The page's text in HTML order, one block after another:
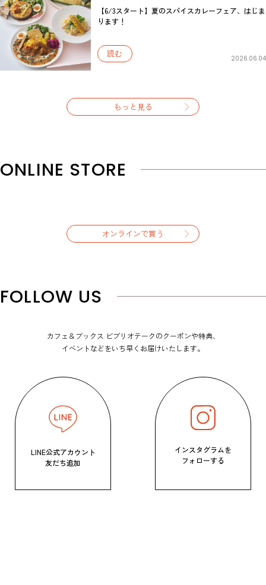
【6/3スタート】夏のスパイスカレーフェア、はじま
ります！
2026.06.04
読む
もっと見る
ONLINE STORE
オンラインで買う
FOLLOW US
カフェ＆ブックス ビブリオテークのクーポンや特典、
イベントなどをいち早くお届けいたします。
LINE公式アカウント
友だち追加
インスタグラムを
フォローする